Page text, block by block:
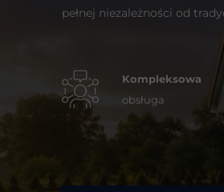
Kompleksowa
obsługa
pełnej niezależności od